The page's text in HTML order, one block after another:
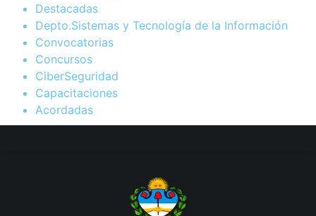
Destacadas
Depto.Sistemas y Tecnología de la Información
Convocatorias
Concursos
CiberSeguridad
Capacitaciones
Acordadas